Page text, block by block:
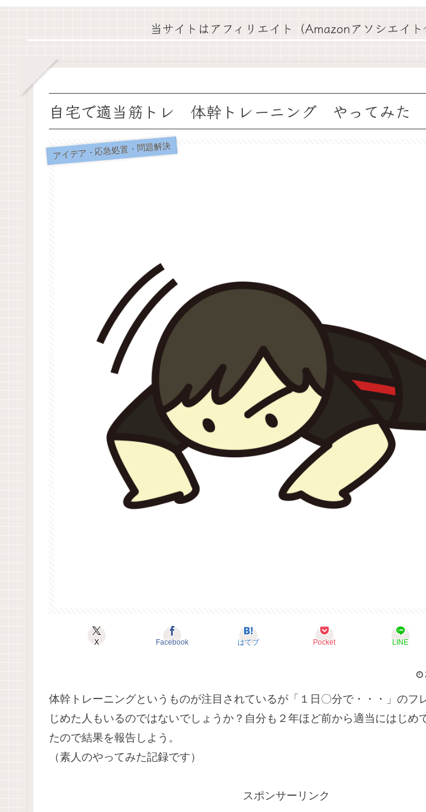
当サイトはアフィリエイト（Amazonアソシエイ
自宅で適当筋トレ 体幹トレーニング やってみた
アイデア・応急処置・問題解決
X Facebook はてブ Pocket LINE
体幹トレーニングというものが注目されているが「１日〇分で・・・」のフ
じめた人もいるのではないでしょうか？自分も２年ほど前から適当にはじめ
たので結果を報告しよう。
（素人のやってみた記録です）
スポンサーリンク